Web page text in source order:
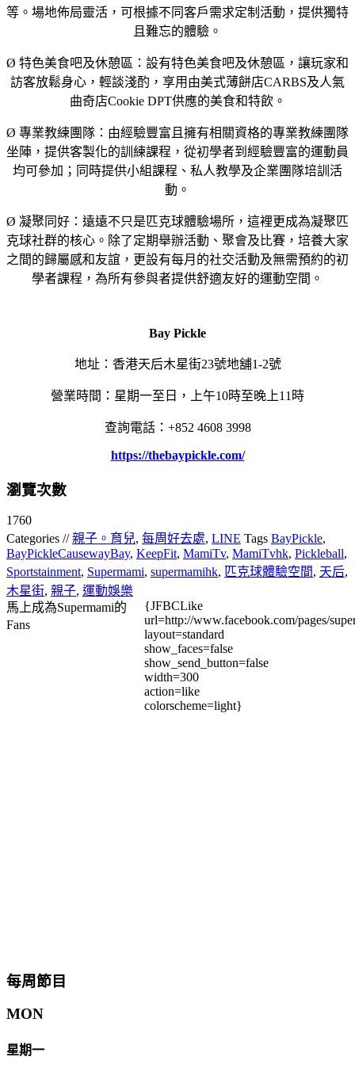
等。場地佈局靈活，可根據不同客戶需求定制活動，提供獨特
且難忘的體驗。
Ø 特色美食吧及休憩區：設有特色美食吧及休憩區，讓玩家和
訪客放鬆身心，輕談淺酌，享用由美式薄餅店CARBS及人氣
曲奇店Cookie DPT供應的美食和特飲。
Ø 專業教練團隊：由經驗豐富且擁有相關資格的專業教練團隊
坐陣，提供客製化的訓練課程，從初學者到經驗豐富的運動員
均可參加；同時提供小組課程、私人教學及企業團隊培訓活
動。
Ø 凝聚同好：遠遠不只是匹克球體驗場所，這裡更成為凝聚匹
克球社群的核心。除了定期舉辦活動、聚會及比賽，培養大家
之間的歸屬感和友誼，更設有每月的社交活動及無需預約的初
學者課程，為所有參與者提供舒適友好的運動空間。
Bay Pickle
地址：香港天后木星街23號地舖1-2號
營業時間：星期一至日，上午10時至晚上11時
查詢電話：+852 4608 3998
https://thebaypickle.com/
瀏覽次數
1760
Categories //親子。育兒, 每周好去處, LINE Tags BayPickle,
BayPickleCausewayBay, KeepFit, MamiTv, MamiTvhk, Pickleball,
Sportstainment, Supermami, supermamihk, 匹克球體驗空間, 天后,
木星街, 親子, 運動娛樂
馬上成為Supermami的
Fans
{JFBCLike
url=http://www.facebook.com/pages/
layout=standard
show_faces=false
show_send_button=false
width=300
action=like
colorscheme=light}
每周節目
MON
星期一